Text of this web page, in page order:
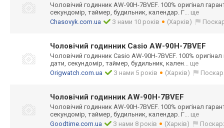
Чоловічий годинник AW-90H-7BVEF. 100% оригінал
секундомір, таймер, будильник, календар. Г... ще
Chasovyk.com.ua
З нами 10 років (Харків)
Чоловічий годинник Casio AW-90H-7BVEF
Чоловічий годинник Casio AW-90H-7BVEF. 100% оригінал
дати, секундомір, таймер, будильник, кален... ще
Origwatch.com.ua
З нами 5 років (Харків)
Чоловічий годинник AW-90H-7BVEF
Чоловічий годинник AW-90H-7BVEF. 100% оригінал
секундомір, таймер, будильник, календар. Г... ще
Goodtime.com.ua
З нами 8 років (Харків)